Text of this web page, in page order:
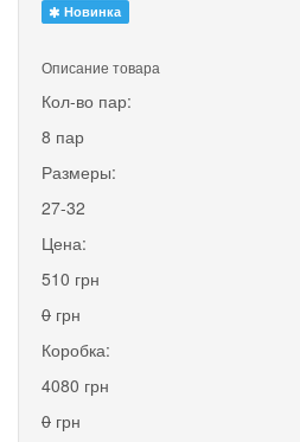
Новинка
Описание товара
Кол-во пар:
8 пар
Размеры:
27-32
Цена:
510 грн
0 грн
Коробка:
4080 грн
0 грн